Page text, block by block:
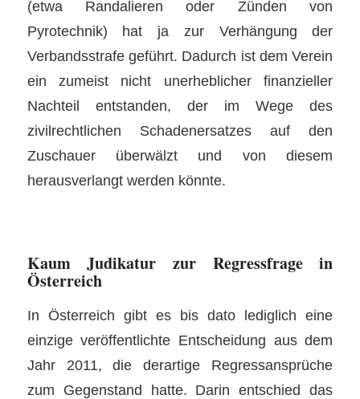
(etwa Randalieren oder Zünden von
Pyrotechnik) hat ja zur Verhängung der
Verbandsstrafe geführt. Dadurch ist dem Verein
ein zumeist nicht unerheblicher finanzieller
Nachteil entstanden, der im Wege des
zivilrechtlichen Schadenersatzes auf den
Zuschauer überwälzt und von diesem
herausverlangt werden könnte.
Kaum Judikatur zur Regressfrage in
Österreich
In Österreich gibt es bis dato lediglich eine
einzige veröffentlichte Entscheidung aus dem
Jahr 2011, die derartige Regressansprüche
zum Gegenstand hatte. Darin entschied das